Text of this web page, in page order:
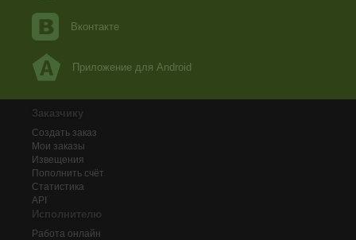
Вконтакте
Приложение для Android
Заказчику
Создать заказ
Мои заказы
Извещения
Пополнить счёт
Статистика
API
Исполнителю
Работа онлайн